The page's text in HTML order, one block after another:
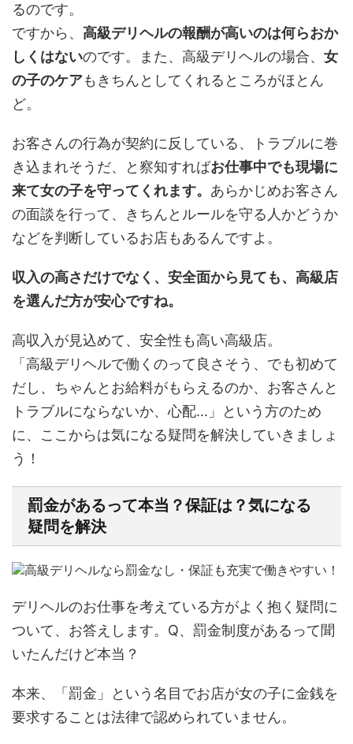
るのです。
ですから、 高級デリヘルの報酬が高いのは何らおか
しくはないのです。また、高級デリヘルの場合、 女
の子のケアもきちんとしてくれるところがほとん
ど。
お客さんの行為が契約に反している、トラブルに巻
き込まれそうだ、と察知すればお仕事中でも現場に
来て女の子を守ってくれます。 あらかじめお客さん
の面談を行って、きちんとルールを守る人かどうか
などを判断しているお店もあるんですよ。
収入の高さだけでなく、安全面から見ても、高級店
を選んだ方が安心ですね。
高収入が見込めて、安全性も高い高級店。
「高級デリヘルで働くのって良さそう、でも初めて
だし、ちゃんとお給料がもらえるのか、お客さんと
トラブルにならないか、心配…」という方のため
に、ここからは気になる疑問を解決していきましょ
う！
罰金があるって本当？保証は？気になる
疑問を解決
デリヘルのお仕事を考えている方がよく抱く疑問に
ついて、お答えします。Q、罰金制度があるって聞
いたんだけど本当？
本来、「罰金」という名目でお店が女の子に金銭を
要求することは法律で認められていません。